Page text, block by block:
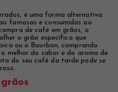
é uma forma alternativa
famosas e consumidas ao
de café em grãos, o
o grão específico que
ou o Bourbon, comprando
melhor do sabor e do aroma de
do seu café da tarde pode se